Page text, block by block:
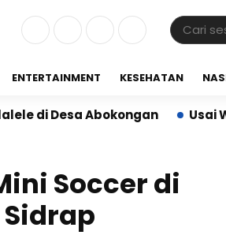
ENTERTAINMENT KESEHATAN
Abokongan Usai Wajo, KJI
Soccer di